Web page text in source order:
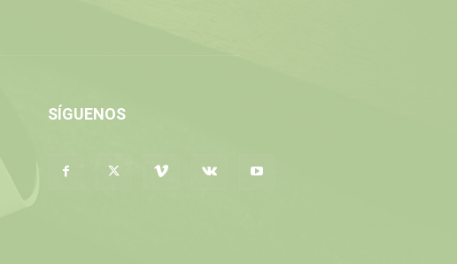
SÍGUENOS